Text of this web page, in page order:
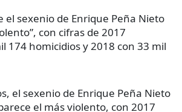
el sexenio de Enrique Peña Nieto
con cifras de 2017
174 homicidios y 2018 con 33 mil
el sexenio de Enrique Peña Nieto
el más violento, con 2017